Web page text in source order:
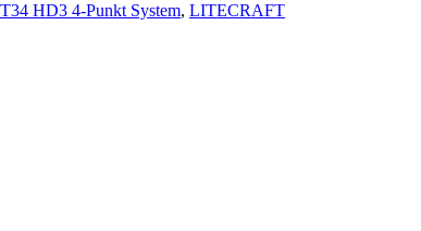
HD3 4-Punkt System, LITECRAFT